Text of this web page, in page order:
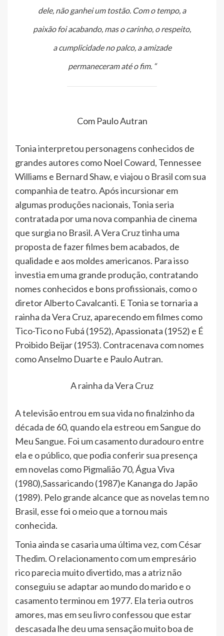
dele, não ganhei um tostão. Com o tempo, a
paixão foi acabando, mas o carinho, o respeito,
a cumplicidade no palco, a amizade
permaneceram até o fim. “
Com Paulo Autran
Tonia interpretou personagens conhecidos de
grandes autores como Noel Coward, Tennessee
Williams e Bernard Shaw, e viajou o Brasil com sua
companhia de teatro. Após incursionar em
algumas produções nacionais, Tonia seria
contratada por uma nova companhia de cinema
que surgia no Brasil. A Vera Cruz tinha uma
proposta de fazer filmes bem acabados, de
qualidade e aos moldes americanos. Para isso
investia em uma grande produção, contratando
nomes conhecidos e bons profissionais, como o
diretor Alberto Cavalcanti. E Tonia se tornaria a
rainha da Vera Cruz, aparecendo em filmes como
Tico-Tico no Fubá (1952), Apassionata (1952) e É
Proibido Beijar (1953). Contracenava com nomes
como Anselmo Duarte e Paulo Autran.
A rainha da Vera Cruz
A televisão entrou em sua vida no finalzinho da
década de 60, quando ela estreou em Sangue do
Meu Sangue. Foi um casamento duradouro entre
ela e o público, que podia conferir sua presença
em novelas como Pigmalião 70, Água Viva
(1980),Sassaricando (1987)e Kananga do Japão
(1989). Pelo grande alcance que as novelas tem no
Brasil, esse foi o meio que a tornou mais
conhecida.
Tonia ainda se casaria uma última vez, com César
Thedim. O relacionamento com um empresário
rico parecia muito divertido, mas a atriz não
conseguiu se adaptar ao mundo do marido e o
casamento terminou em 1977. Ela teria outros
amores, mas em seu livro confessou que estar
descasada lhe deu uma sensação muito boa de